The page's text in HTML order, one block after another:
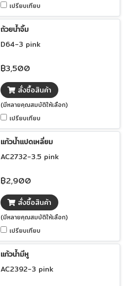
เปรียบเทียบ
ถ้วยน้ำจิ้ม
D64-3 pink
฿3,500
สั่งซื้อสินค้า
(มีหลายคุณสมบัติให้เลือก)
เปรียบเทียบ
แก้วน้ำแปดเหลี่ยม
AC2732-3.5 pink
฿2,900
สั่งซื้อสินค้า
(มีหลายคุณสมบัติให้เลือก)
เปรียบเทียบ
แก้วน้ำมีหู
AC2392-3 pink